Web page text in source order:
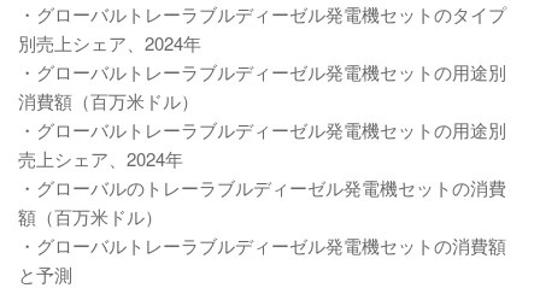
・グローバルトレーラブルディーゼル発電機セットのタイプ
別売上シェア、2024年
・グローバルトレーラブルディーゼル発電機セットの用途別
消費額（百万米ドル）
・グローバルトレーラブルディーゼル発電機セットの用途別
売上シェア、2024年
・グローバルのトレーラブルディーゼル発電機セットの消費
額（百万米ドル）
・グローバルトレーラブルディーゼル発電機セットの消費額
と予測